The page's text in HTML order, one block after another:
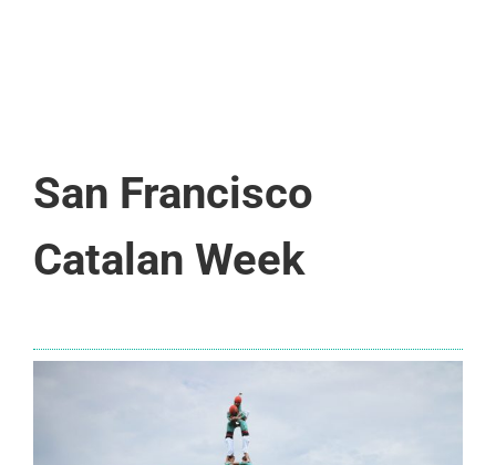
San Francisco
Catalan Week